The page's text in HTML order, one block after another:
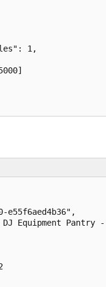
1,
e55f6aed4b36",
Equipment Pantry